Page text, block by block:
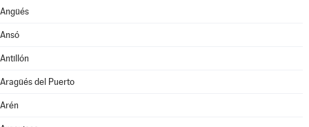
Angüés
Ansó
Antillón
Aragüés del Puerto
Arén